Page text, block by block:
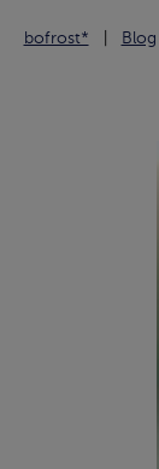
bofrost* Blog